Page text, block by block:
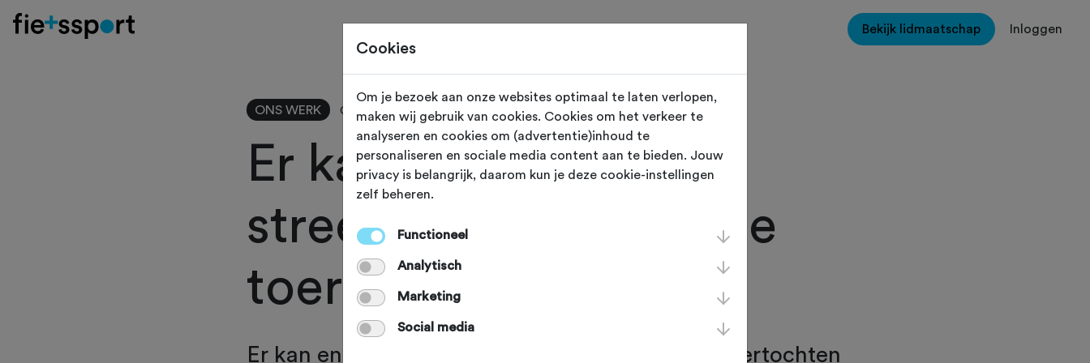
Bekijk lidmaatschap Inloggen
ONS WERK Gewijzigd op 25 april 2025
Er kan en mag geen
streep door Limburgse
toertochten
Er kan en mag géén streep gezet worden door toertochten
Cookies
Om je bezoek aan onze websites optimaal te laten verlopen,
maken wij gebruik van cookies. Cookies om het verkeer te
analyseren en cookies om (advertentie)inhoud te
personaliseren en sociale media content aan te bieden. Jouw
privacy is belangrijk, daarom kun je deze cookie-instellingen
zelf beheren.
Functioneel
Analytisch
Marketing
Social media